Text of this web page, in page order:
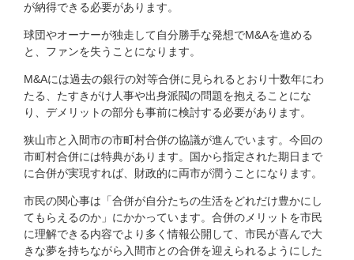
が納得できる必要があります。
球団やオーナーが独走して自分勝手な発想でM&Aを進める
と、ファンを失うことになります。
M&Aには過去の銀行の対等合併に見られるとおり十数年にわ
たる、たすきがけ人事や出身派閥の問題を抱えることにな
り、デメリットの部分も事前に検討する必要があります。
狭山市と入間市の市町村合併の協議が進んでいます。今回の
市町村合併には特典があります。国から指定された期日まで
に合併が実現すれば、財政的に両市が潤うことになります。
市民の関心事は「合併が自分たちの生活をどれだけ豊かにし
てもらえるのか」にかかっています。合併のメリットを市民
に理解できる内容でより多く情報公開して、市民が喜んで大
きな夢を持ちながら入間市との合併を迎えられるようにした